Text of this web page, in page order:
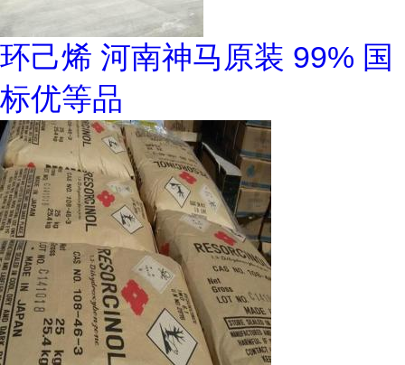
环己烯 河南神马原装 99% 国
标优等品